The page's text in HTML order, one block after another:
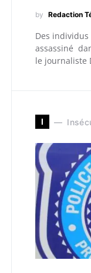
by Redaction
Des
assassiné
le journaliste
I